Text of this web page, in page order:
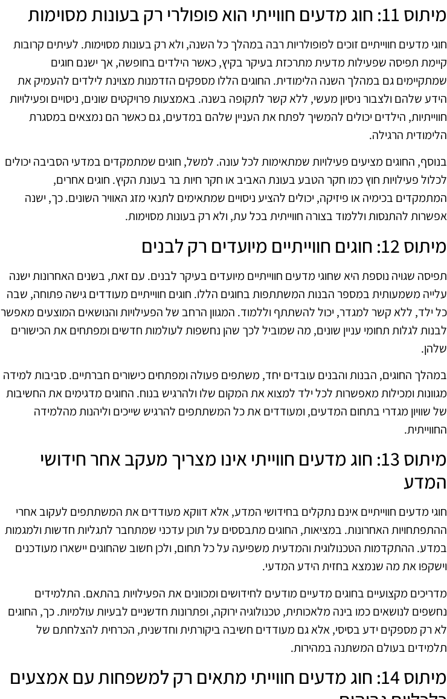
מיתוס 11: חוג מדעים חווייתי הוא פופולרי רק בעונות מסוימות
חוגי מדעים חווייתיים זוכים לפופולריות רבה במהלך כל השנה, ולא רק בעונות מסוימות. לעיתים קרובות
קיימת תפיסה שפעילות מדעית מתרכזת בעיקר בקיץ, כאשר הילדים בחופשה, אך ישנם חוגים
שמתקיימים גם במהלך השנה הלימודית. החוגים הללו מספקים הזדמנות מצוינת לילדים להעמיק את
הידע שלהם ולצבור ניסיון מעשי, ללא קשר לתקופה בשנה. באמצעות פרויקטים שונים, ניסויים ופעילויות
חווייתיות, הילדים יכולים להמשיך לפתח את העניין שלהם במדעים, גם כאשר הם נמצאים במסגרת
הלימודית הרגילה.
בנוסף, החוגים מציעים פעילויות שמתאימות לכל עונה. למשל, חוגים שמתמקדים במדעי הסביבה יכולים
לכלול פעילויות חוץ כמו חקר הטבע בעונת האביב או חקר חיות בר בעונת הקיץ. חוגים אחרים,
המתמקדים בכימיה או פיזיקה, יכולים להציע ניסויים שמתאימים לתנאי מזג האוויר השונים. כך, ישנה
אפשרות להתנסות וללמוד בצורה חווייתית בכל עת, ולא רק בעונות מסוימות.
מיתוס 12: חוגים חווייתיים מיועדים רק לבנים
תפיסה שגויה נוספת היא שחוגי מדעים חווייתיים מיועדים בעיקר לבנים. עם זאת, בשנים האחרונות ישנה
עלייה משמעותית במספר הבנות המשתתפות בחוגים הללו. חוגים חווייתיים מעודדים גישה פתוחה, שבה
כל ילד, ללא קשר למגדר, יכול להשתתף וללמוד. המגוון הרחב של הפעילויות והנושאים המוצעים מאפשר
לבנות לגלות תחומי עניין שונים, מה שמוביל לכך שהן נחשפות לעולמות חדשים ומפתחים את הכישורים
שלהן.
במהלך החוגים, הבנות והבנים עובדים יחד, משתפים פעולה ומפתחים כישורים חברתיים. סביבות למידה
מגוונות ומכילות מאפשרות לכל ילד למצוא את המקום שלו ולהרגיש בנוח. החוגים מדגימים את החשיבות
של שוויון מגדרי בתחום המדעים, ומעודדים את כל המשתתפים להרגיש שייכים וליהנות מהלמידה
החווייתית.
מיתוס 13: חוג מדעים חווייתי אינו מצריך מעקב אחר חידושי
המדע
חוגי מדעים חווייתיים אינם נתקלים בחידושי המדע, אלא דווקא מעודדים את המשתתפים לעקוב אחרי
ההתפתחויות האחרונות. במציאות, החוגים מתבססים על תוכן עדכני שמתחבר לתגליות חדשות ולמגמות
במדע. ההתקדמות הטכנולוגית והמדעית משפיעה על כל תחום, ולכן חשוב שהחוגים יישארו מעודכנים
וישקפו את מה שנמצא בחזית הידע המדעי.
מדריכים מקצועיים בחוגים מדעיים מודעים לחידושים ומכוונים את הפעילויות בהתאם. התלמידים
נחשפים לנושאים כמו בינה מלאכותית, טכנולוגיה ירוקה, ופתרונות חדשניים לבעיות עולמיות. כך, החוגים
לא רק מספקים ידע בסיסי, אלא גם מעודדים חשיבה ביקורתית וחדשנית, הכרחית להצלחתם של
תלמידים בעולם המשתנה במהירות.
מיתוס 14: חוג מדעים חווייתי מתאים רק למשפחות עם אמצעים